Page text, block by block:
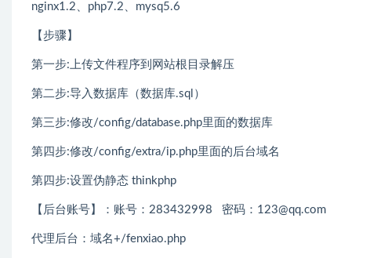
nginx1.2、php7.2、mysq5.6
【步骤】
第一步:上传文件程序到网站根目录解压
第二步:导入数据库（数据库.sql）
第三步:修改/config/database.php里面的数据库
第四步:修改/config/extra/ip.php里面的后台域名
第四步:设置伪静态 thinkphp
【后台账号】：账号：283432998 密码：123@qq.com
代理后台：域名+/fenxiao.php